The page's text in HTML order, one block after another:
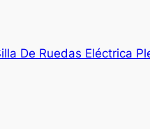
De Ruedas Eléctrica